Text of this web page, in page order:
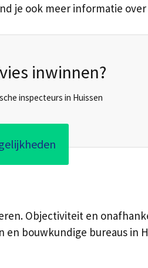
je ook meer informatie over
inwinnen?
inspecteurs in Huissen
Objectiviteit en
bouwkundige bureaus in